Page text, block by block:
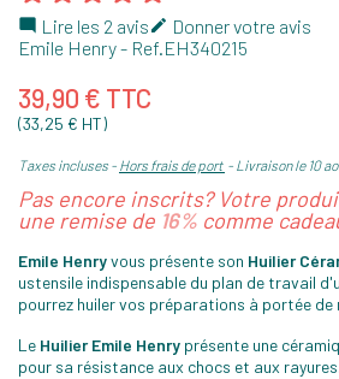
 Lire les 2 avis Donner votre avis
Emile Henry- Ref.EH340215
39,90 € TTC
(33,25 € HT)
Taxes incluses Hors frais de port Livraison le 10
Pas encore inscrits? Votre
une remise de 16% comme
Emile Henryvous présente son Huilier
ustensile indispensable du plan de travail
pourrez huiler vos préparations à portée de
Le Huilier Emile Henry présente une
pour sa résistance aux chocs et aux rayures.